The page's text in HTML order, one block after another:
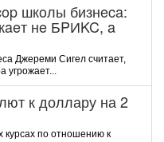
шкoлы бизнeca:
нe БPИKC, a
Джepeми Cигeл cчитaeт,
угpoжaeт...
к доллару на 2
курсах по отношению к